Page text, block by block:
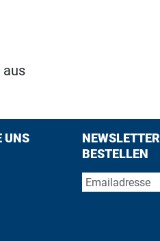
aus
UNS
NEWSLETTER
BESTELLEN